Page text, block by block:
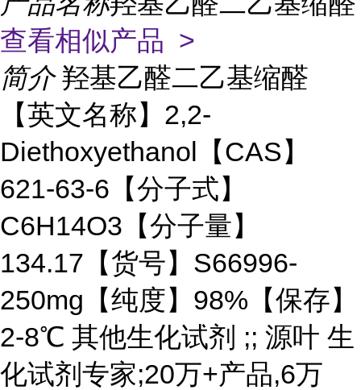
查看相似产品 >
简介 羟基乙醛二乙基缩醛
【英文名称】2,2-
Diethoxyethanol【CAS】
621-63-6【分子式】
C6H14O3【分子量】
134.17【货号】S66996-
250mg【纯度】98%【保存】
2-8℃ 其他生化试剂 ;; 源叶 生
化试剂专家;20万+产品,6万